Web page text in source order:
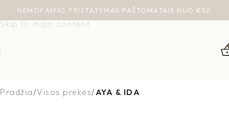
Skip to navigation
Skip to main content
NEMOKAMAS PRISTATYMAS PAŠTOMATAIS NUO €50
Pradžia Visos prekės AYA & IDA